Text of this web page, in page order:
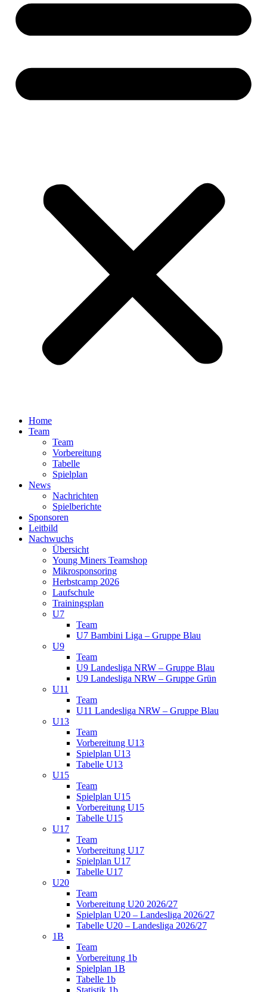
Home
Team
Team
Vorbereitung
Tabelle
Spielplan
News
Nachrichten
Spielberichte
Sponsoren
Leitbild
Nachwuchs
Übersicht
Young Miners Teamshop
Mikrosponsoring
Herbstcamp 2026
Laufschule
Trainingsplan
U7
Team
U7 Bambini Liga – Gruppe Blau
U9
Team
U9 Landesliga NRW – Gruppe Blau
U9 Landesliga NRW – Gruppe Grün
U11
Team
U11 Landesliga NRW – Gruppe Blau
U13
Team
Vorbereitung U13
Spielplan U13
Tabelle U13
U15
Team
Spielplan U15
Vorbereitung U15
Tabelle U15
U17
Team
Vorbereitung U17
Spielplan U17
Tabelle U17
U20
Team
Vorbereitung U20 2026/27
Spielplan U20 – Landesliga 2026/27
Tabelle U20 – Landesliga 2026/27
1B
Team
Vorbereitung 1b
Spielplan 1B
Tabelle 1b
Statistik 1b